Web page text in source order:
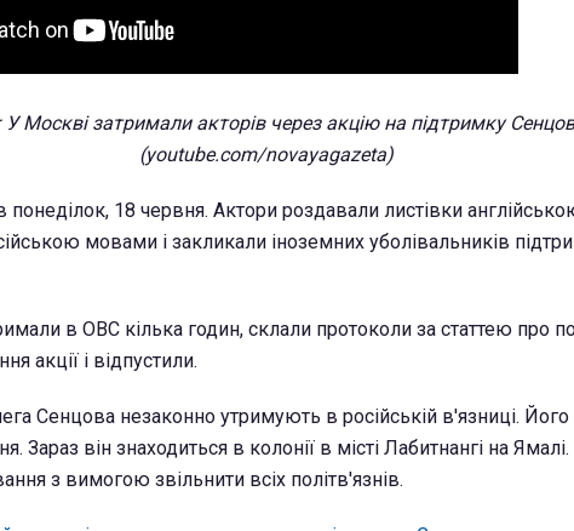
У Москві затримали акторів через акцію на підтримку
(youtube.com/novayagazeta)
понеділок, 18 червня. Актори роздавали листівки
мовами і закликали іноземних уболівальників
в ОВС кілька годин, склали протоколи за статтею про
акції і відпустили.
Сенцова незаконно утримують в російській в'язниці.
Зараз він знаходиться в колонії в місті Лабитнангі на
з вимогою звільнити всіх політв'язнів.